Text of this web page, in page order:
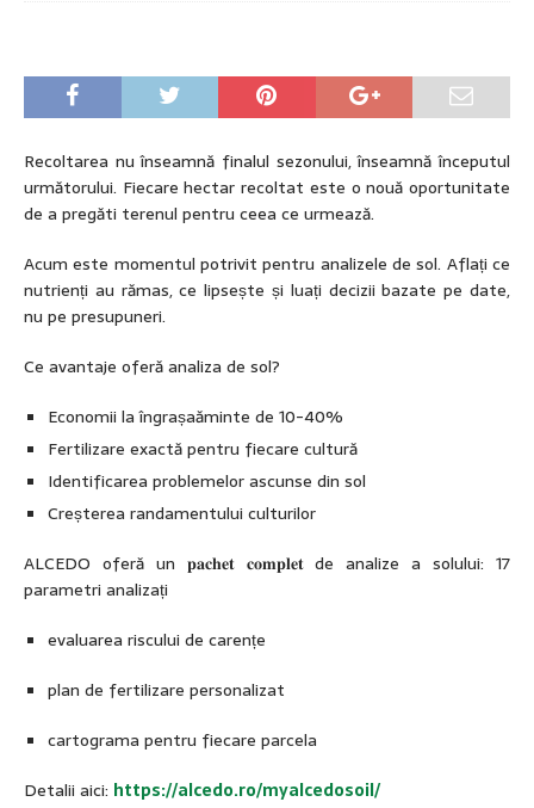
Recoltarea nu înseamnă finalul sezonului, înseamnă începutul
următorului. Fiecare hectar recoltat este o nouă oportunitate
de a pregăti terenul pentru ceea ce urmează.
Acum este momentul potrivit pentru analizele de sol. Aflați ce
nutrienți au rămas, ce lipsește și luați decizii bazate pe date,
nu pe presupuneri.
Ce avantaje oferă analiza de sol?
Economii la îngrașaăminte de 10-40%
Fertilizare exactă pentru fiecare cultură
Identificarea problemelor ascunse din sol
Creșterea randamentului culturilor
ALCEDO oferă un 𝐩𝐚𝐜𝐡𝐞𝐭 𝐜𝐨𝐦𝐩𝐥𝐞𝐭 de analize a solului: 17
parametri analizați
evaluarea riscului de carențe
plan de fertilizare personalizat
cartograma pentru fiecare parcela
Detalii aici: https://alcedo.ro/myalcedosoil/